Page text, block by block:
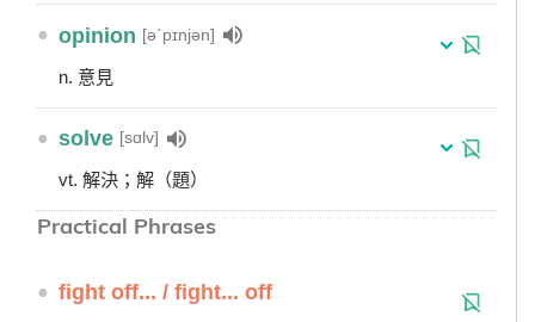
● opinion [əˋpɪnjən]
n. 意見
● solve [sɑlv]
vt. 解決；解（題）
Practical Phrases
● fight off... / fight... off